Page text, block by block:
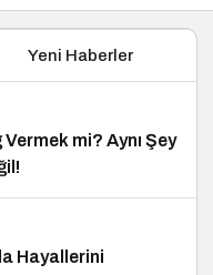
Yeni Haberler
mi? Aynı Şey
Hayallerini